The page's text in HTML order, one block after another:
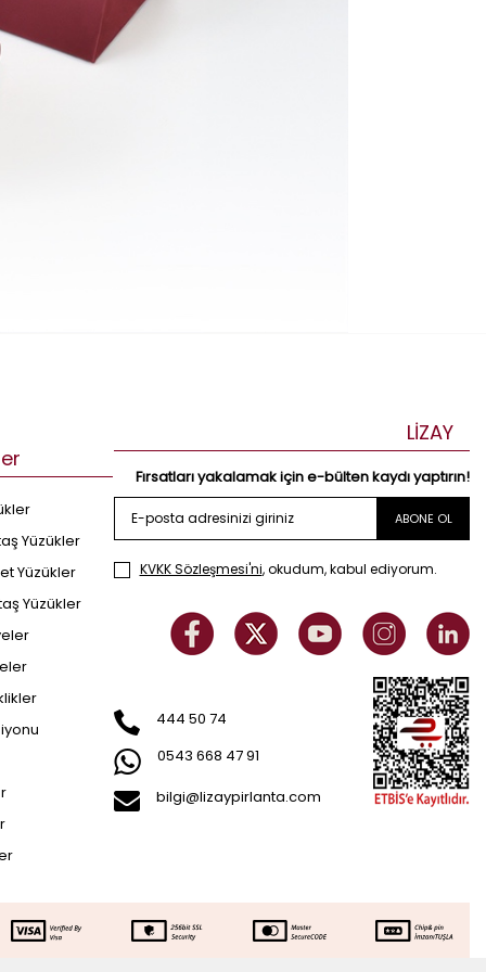
Yüzükler
Yüzükler
Yüzükler
LİZAY
Fırsatları yakalamak için e-bülten kaydı yaptırın!
ABONE OL
KVKK Sözleşmesi'ni, okudum, kabul ediyorum.
444 50 74
0543 668 47 91
bilgi@lizaypirlanta.com